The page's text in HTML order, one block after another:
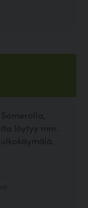
löytyy mm.